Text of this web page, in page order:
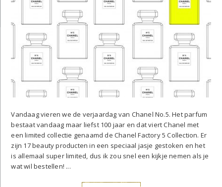
Vandaag vieren we de verjaardag van Chanel No.5. Het parfum
bestaat vandaag maar liefst 100 jaar en dat viert Chanel met
een limited collectie genaamd de Chanel Factory 5 Collection. Er
zijn 17 beauty producten in een speciaal jasje gestoken en het
is allemaal super limited, dus ik zou snel een kijkje nemen als je
wat wil bestellen! ...